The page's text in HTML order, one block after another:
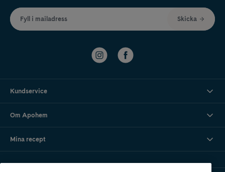
Fyll i mailadress Skicka
Kundservice
Om Apohem
Mina recept